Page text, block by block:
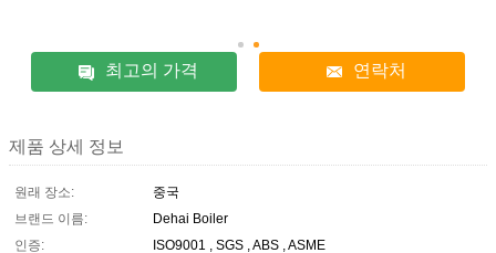
최고의 가격 연락처
제품 상세 정보
원래 장소:
중국
브랜드 이름:
Dehai Boiler
인증:
ISO9001 , SGS , ABS , ASME